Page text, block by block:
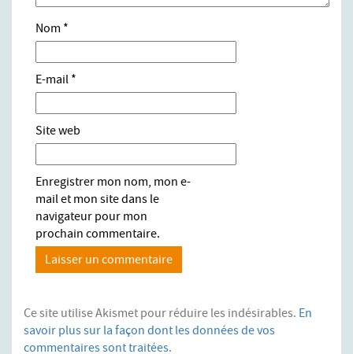
Nom *
E-mail *
Site web
Enregistrer mon nom, mon e-
mail et mon site dans le
navigateur pour mon
prochain commentaire.
Ce site utilise Akismet pour réduire les indésirables. En
savoir plus sur la façon dont les données de vos
commentaires sont traitées.